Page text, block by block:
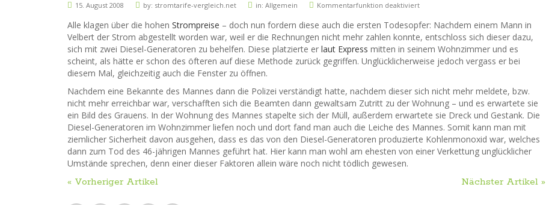
15. August 2008 by: stromtarife-vergleich.net in: Allgemein Kommentarfunktion deaktiviert
Alle klagen über die hohen Strompreise – doch nun fordern diese auch die ersten Todesopfer: Nachdem einem Mann in
Velbert der Strom abgestellt worden war, weil er die Rechnungen nicht mehr zahlen konnte, entschloss sich dieser dazu,
sich mit zwei Diesel-Generatoren zu behelfen. Diese platzierte er laut Express mitten in seinem Wohnzimmer und es
scheint, als hätte er schon des öfteren auf diese Methode zurück gegriffen. Unglücklicherweise jedoch vergass er bei
diesem Mal, gleichzeitig auch die Fenster zu öffnen.
Nachdem eine Bekannte des Mannes dann die Polizei verständigt hatte, nachdem dieser sich nicht mehr meldete, bzw.
nicht mehr erreichbar war, verschafften sich die Beamten dann gewaltsam Zutritt zu der Wohnung – und es erwartete sie
ein Bild des Grauens. In der Wohnung des Mannes stapelte sich der Müll, außerdem erwartete sie Dreck und Gestank. Die
Diesel-Generatoren im Wohnzimmer liefen noch und dort fand man auch die Leiche des Mannes. Somit kann man mit
ziemlicher Sicherheit davon ausgehen, dass es das von den Diesel-Generatoren produzierte Kohlenmonoxid war, welches
dann zum Tod des 46-jährigen Mannes geführt hat. Hier kann man wohl am ehesten von einer Verkettung unglücklicher
Umstände sprechen, denn einer dieser Faktoren allein wäre noch nicht tödlich gewesen.
« Vorheriger Artikel Nächster Artikel »